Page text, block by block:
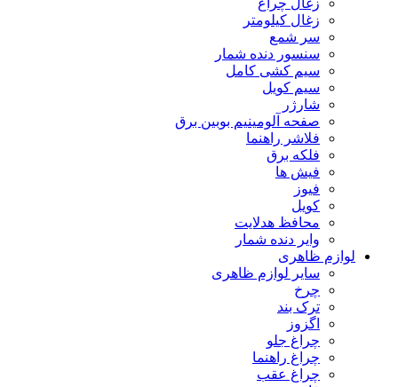
زغال کیلومتر
سر شمع
سنسور دنده شمار
سیم کشی کامل
سیم کویل
شارژر
صفحه آلومینیم بوبین برق
فلاشر راهنما
فلکه برق
فیش ها
فیوز
کویل
محافظ هدلایت
وایر دنده شمار
لوازم ظاهری
سایر لوازم ظاهری
چرخ
ترک بند
اگزوز
چراغ جلو
چراغ راهنما
چراغ عقب